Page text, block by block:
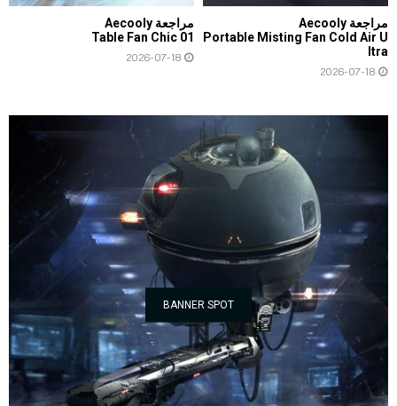
مراجعة Aecooly
Portable Misting Fan Cold Air U
ltra
2026-07-18
مراجعة Aecooly
Table Fan Chic 01
2026-07-18
BANNER SPOT